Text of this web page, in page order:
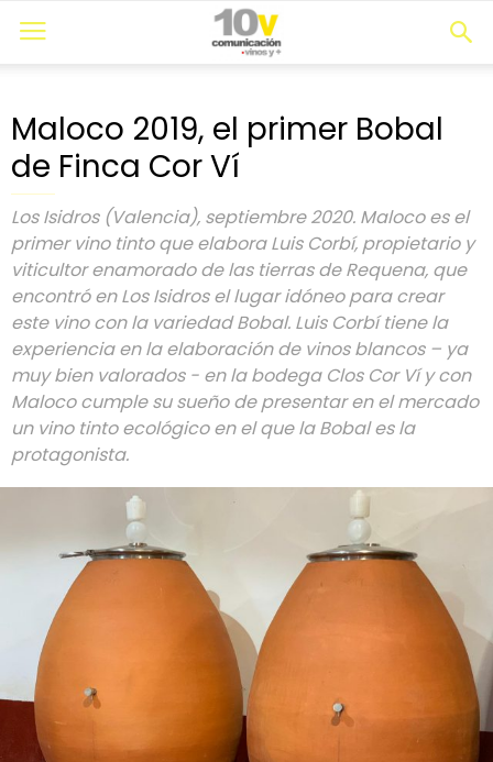
Maloco 2019, el primer Bobal
de Finca Cor Ví
Los Isidros (Valencia), septiembre 2020. Maloco es el
primer vino tinto que elabora Luis Corbí, propietario y
viticultor enamorado de las tierras de Requena, que
encontró en Los Isidros el lugar idóneo para crear
este vino con la variedad Bobal. Luis Corbí tiene la
experiencia en la elaboración de vinos blancos – ya
muy bien valorados - en la bodega Clos Cor Ví y con
Maloco cumple su sueño de presentar en el mercado
un vino tinto ecológico en el que la Bobal es la
protagonista.